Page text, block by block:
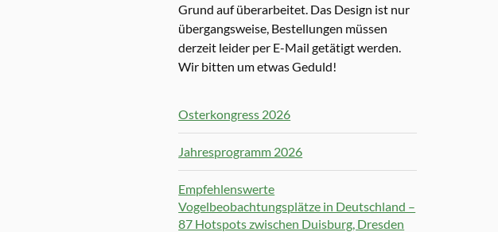
Grund auf überarbeitet. Das Design ist nur
übergangsweise, Bestellungen müssen
derzeit leider per E-Mail getätigt werden.
Wir bitten um etwas Geduld!
Osterkongress 2026
Jahresprogramm 2026
Empfehlenswerte
Vogelbeobachtungsplätze in Deutschland –
87 Hotspots zwischen Duisburg, Dresden